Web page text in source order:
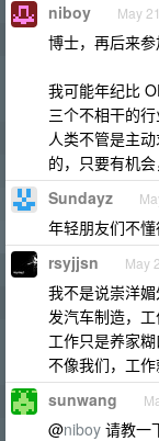
niboy May 21
博士，再后来
我可能年纪比
三个不相干的行
人类不管是主
的，只要有机会
Sundayz
年轻朋友们不
rsyjjsn May
我不是说崇洋
发汽车制造，
工作只是养家
不像我们，工
sunwang
@niboy 请教一